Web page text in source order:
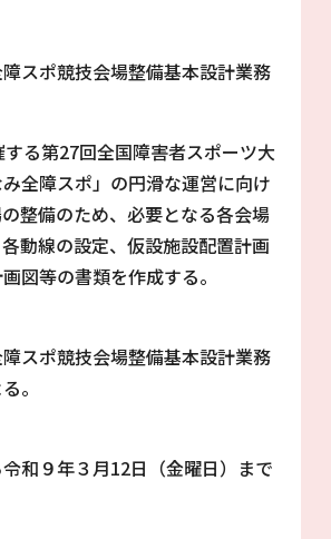
スポ競技会場整備基本設計業務
る第27回全国障害者スポーツ大
全障スポ」の円滑な運営に向け
整備のため、必要となる各会場
動線の設定、仮設施設配置計画
図等の書類を作成する。
スポ競技会場整備基本設計業務
。
和９年３月12日（金曜日）まで